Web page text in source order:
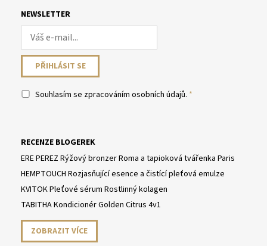
NEWSLETTER
Souhlasím se zpracováním osobních údajů.
RECENZE BLOGEREK
ERE PEREZ Rýžový bronzer Roma a tapioková tvářenka Paris
HEMPTOUCH Rozjasňující esence a čistící pleťová emulze
KVITOK Pleťové sérum Rostlinný kolagen
TABITHA Kondicionér Golden Citrus 4v1
ZOBRAZIT VÍCE